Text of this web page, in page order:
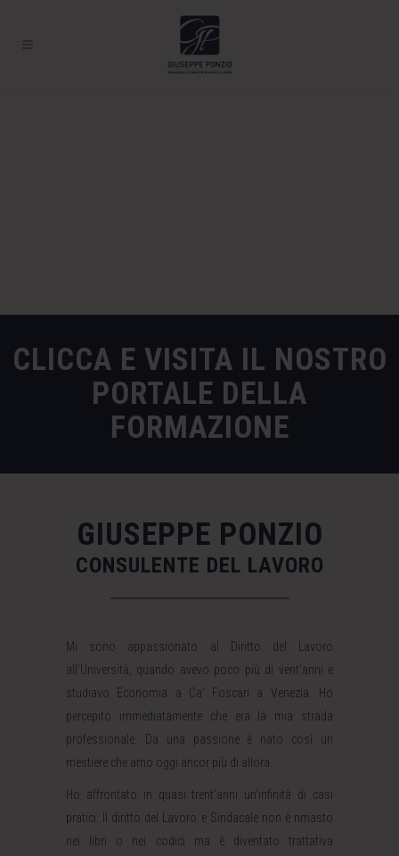
CLICCA E VISITA IL NOSTRO
PORTALE DELLA
FORMAZIONE
GIUSEPPE PONZIO
CONSULENTE DEL LAVORO
Mi sono appassionato al Diritto del Lavoro
all’Università, quando avevo poco più di vent’anni e
studiavo Economia a Ca’ Foscari a Venezia. Ho
percepito immediatamente che era la mia strada
professionale. Da una passione è nato così un
mestiere che amo oggi ancor più di allora.
Ho affrontato in quasi trent’anni un’infinità di casi
pratici. Il diritto del Lavoro e Sindacale non è rimasto
nei libri o nei codici ma è diventato trattativa